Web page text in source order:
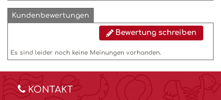
Kundenbewertungen
Bewertung schreiben
Es sind leider noch keine Meinungen vorhanden.
KONTAKT